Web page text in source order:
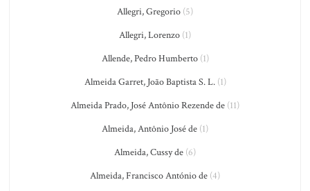
Allegri, Gregorio (5)
Allegri, Lorenzo (1)
Allende, Pedro Humberto(1)
Almeida Garret, João Baptista S. L.(1)
Almeida Prado, José Antônio Rezende de (11)
Almeida, Antônio José de (1)
Almeida, Cussy de (6)
Almeida, Francisco António de (4)